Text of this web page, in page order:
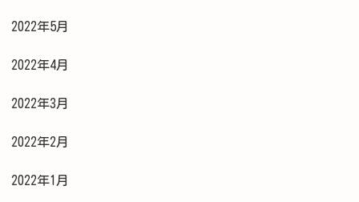
2022年5月
2022年4月
2022年3月
2022年2月
2022年1月